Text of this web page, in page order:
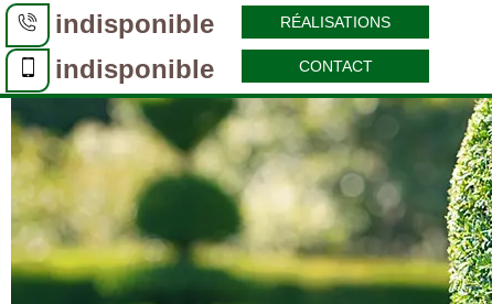
indisponible
indisponible
RÉALISATIONS
CONTACT